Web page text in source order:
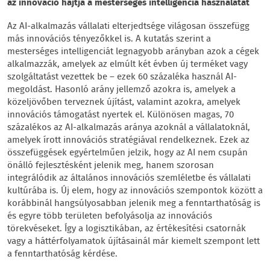
az innováció hajtja a mesterséges intelligencia használatát
Az AI-alkalmazás vállalati elterjedtsége világosan összefügg
más innovációs tényezőkkel is. A kutatás szerint a
mesterséges intelligenciát legnagyobb arányban azok a cégek
alkalmazzák, amelyek az elmúlt két évben új terméket vagy
szolgáltatást vezettek be – ezek 60 százaléka használ AI-
megoldást. Hasonló arány jellemző azokra is, amelyek a
közeljövőben terveznek újítást, valamint azokra, amelyek
innovációs támogatást nyertek el. Különösen magas, 70
százalékos az AI-alkalmazás aránya azoknál a vállalatoknál,
amelyek írott innovációs stratégiával rendelkeznek. Ezek az
összefüggések egyértelműen jelzik, hogy az AI nem csupán
önálló fejlesztésként jelenik meg, hanem szorosan
integrálódik az általános innovációs szemléletbe és vállalati
kultúrába is. Új elem, hogy az innovációs szempontok között a
korábbinál hangsúlyosabban jelenik meg a fenntarthatóság is
és egyre több területen befolyásolja az innovációs
törekvéseket. Így a logisztikában, az értékesítési csatornák
vagy a háttérfolyamatok újításainál már kiemelt szempont lett
a fenntarthatóság kérdése.